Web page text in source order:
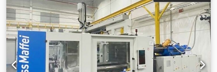
szerszámbeállítási magassága pedig 250 mm. Ha kiváló
minőségű fröccsöntési képességekre vágyik, vegye
fontolóra az általunk eladásra kínált DEMAG Ergotech 150-
610 Viva gépet. További részletekért vegye fel velünk a
kapcsolatot. Dkjdpfx Aeyxrt Tjdqjr